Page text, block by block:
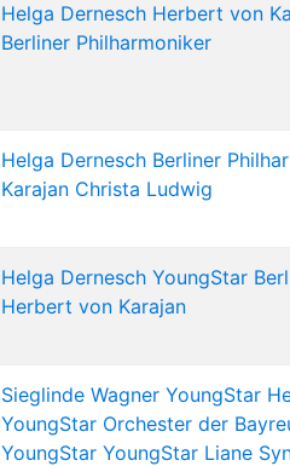
Helga Dernesch Herbert von
Berliner Philharmoniker
Helga Dernesch Berliner
Karajan Christa Ludwig
Helga Dernesch YoungStar
Herbert von Karajan
Sieglinde Wagner YoungStar
YoungStar Orchester der
YoungStar YoungStar Liane